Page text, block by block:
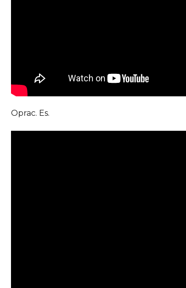
Oprac. Es.